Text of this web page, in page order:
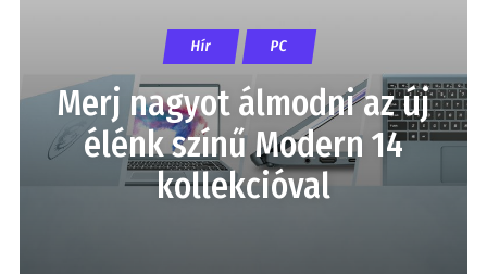
Hír PC
Merj nagyot álmodni az új
élénk színű Modern 14
kollekcióval